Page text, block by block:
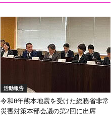
活動報告
令和8年熊本地震を受けた総務省非常
災害対策本部会議の第2回に出席